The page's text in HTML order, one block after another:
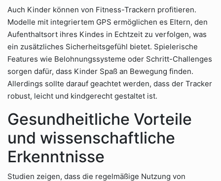
Auch Kinder können von Fitness-Trackern profitieren.
Modelle mit integriertem GPS ermöglichen es Eltern, den
Aufenthaltsort ihres Kindes in Echtzeit zu verfolgen, was
ein zusätzliches Sicherheitsgefühl bietet. Spielerische
Features wie Belohnungssysteme oder Schritt-Challenges
sorgen dafür, dass Kinder Spaß an Bewegung finden.
Allerdings sollte darauf geachtet werden, dass der Tracker
robust, leicht und kindgerecht gestaltet ist.
Gesundheitliche Vorteile
und wissenschaftliche
Erkenntnisse
Studien zeigen, dass die regelmäßige Nutzung von